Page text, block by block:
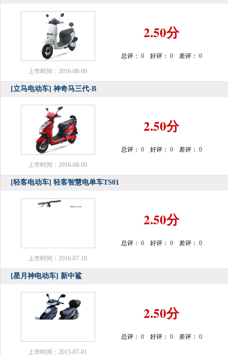
上市时间：2016-08-09
2.50分
总评： 0 好评： 0 差评： 0
[立马电动车] 神奇马三代-B
上市时间：2016-08-09
2.50分
总评： 0 好评： 0 差评： 0
[轻客电动车] 轻客智慧电单车TS01
上市时间：2016-07-18
2.50分
总评： 0 好评： 0 差评： 0
[星月神电动车] 新中鲨
上市时间：2015-07-01
2.50分
总评： 0 好评： 0 差评： 0